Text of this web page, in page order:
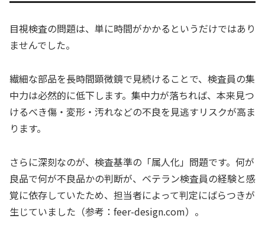
目視検査の問題は、単に時間がかかるというだけではあり
ませんでした。
繊細な部品を長時間顕微鏡で見続けることで、検査員の集
中力は必然的に低下します。集中力が落ちれば、本来見つ
けるべき傷・変形・汚れなどの不良を見逃すリスクが高ま
ります。
さらに深刻なのが、検査基準の「属人化」問題です。何が
良品で何が不良品かの判断が、ベテラン検査員の経験と感
覚に依存していたため、担当者によって判定にばらつきが
生じていました（参考：feer-design.com）。